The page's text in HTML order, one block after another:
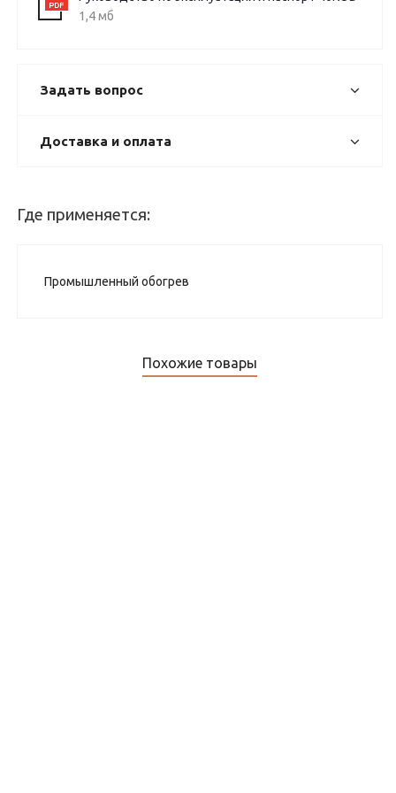
1,4 мб
Задать вопрос
Доставка и оплата
Где применяется:
Промышленный обогрев
Похожие товары